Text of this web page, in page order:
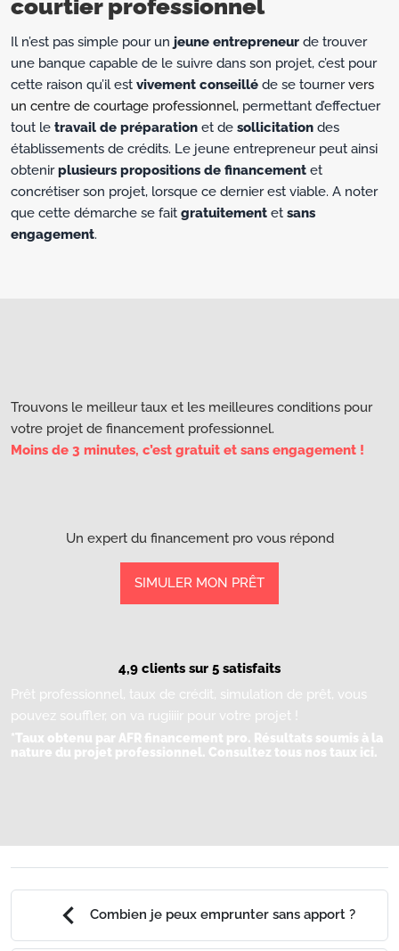
courtier professionnel
Il n’est pas simple pour un jeune entrepreneur de trouver
une banque capable de le suivre dans son projet, c’est pour
cette raison qu’il est vivement conseillé de se tournervers
un centre de courtage professionnel, permettant d’effectuer
tout le travail de préparation et de sollicitation des
établissements de crédits. Le jeune entrepreneur peut ainsi
obtenirplusieurs propositions de financement et
concrétiser son projet, lorsque ce dernier est viable. A noter
que cette démarche se fait gratuitement et sans
engagement.
Trouvons le meilleur taux et les meilleures conditions pour
votre projet de financement professionnel.
Moins de 3 minutes, c’est gratuit et sans engagement !
Un expert du financement pro vous répond
SIMULER MON PRÊT
4,9 clients sur 5 satisfaits
Prêt professionnel, taux de crédit, simulation de prêt, vous
pouvez souffler, on va rugiiiir pour votre projet !
*Taux obtenu par AFR financement pro. Résultats soumis à la
nature du projet professionnel. Consultez tous nos taux ici.
chevron_left Combien je peux emprunter sans apport ?